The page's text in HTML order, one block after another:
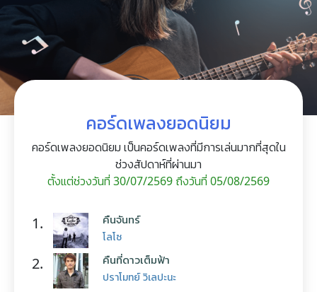
คอร์ดเพลงยอดนิยม
คอร์ดเพลงยอดนิยม เป็นคอร์ดเพลงที่มีการเล่นมากที่สุดใน
ช่วงสัปดาห์ที่ผ่านมา
ตั้งแต่ช่วงวันที่ 30/07/2569 ถึงวันที่ 05/08/2569
1. คืนจันทร์
โลโซ
2. คืนที่ดาวเต็มฟ้า
ปราโมทย์ วิเลปะนะ